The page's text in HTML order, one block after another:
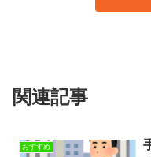
関連記事
おすすめ